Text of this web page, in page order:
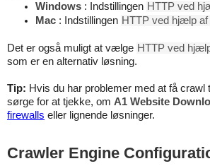
Windows : Indstillingen HTTP ved
Mac : Indstillingen HTTP ved hjælp af
Det er også muligt at vælge HTTP ved
som er en alternativ løsning.
Tip: Hvis du har problemer med at få crawl
sørge for at tjekke, om A1 Website
firewalls eller lignende løsninger.
Crawler Engine